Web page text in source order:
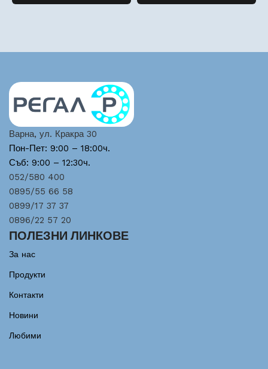
Варна, ул. Кракра 30
Пон-Пет: 9:00 – 18:00ч.
Съб: 9:00 – 12:30ч.
052/580 400
0895/55 66 58
0899/17 37 37
0896/22 57 20
ПОЛЕЗНИ ЛИНКОВЕ
За нас
Продукти
Контакти
Новини
Любими